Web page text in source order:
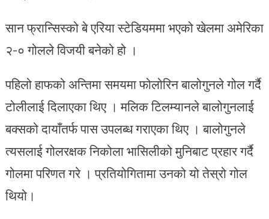
सान फ्रान्सिस्को बे एरिया स्टेडियममा भएको खेलमा अमेरिका
२-० गोलले विजयी बनेको हो ।
पहिलो हाफको अन्तिमा समयमा फोलोरिन बालोगुनले गोल गर्दै
टोलीलाई दिलाएका थिए । मलिक टिलम्यानले बालोगुनलाई
बक्सको दायाँतर्फ पास उपलब्ध गराएका थिए । बालोगुनले
त्यसलाई गोलरक्षक निकोला भासिलीको मुनिबाट प्रहार गर्दै
गोलमा परिणत गरे । प्रतियोगितामा उनको यो तेस्रो गोल
थियो।